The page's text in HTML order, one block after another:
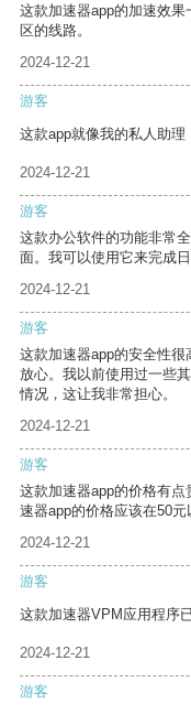
这款加速器app的加速效
区的线路。
2024-12-21
游客
这款app就像我的私人助理
2024-12-21
游客
这款办公软件的功能非常
面。我可以使用它来完成
2024-12-21
游客
这款加速器app的安全性
放心。我以前使用过一些
情况，这让我非常担心。
2024-12-21
游客
这款加速器app的价格有
速器app的价格应该在50元
2024-12-21
游客
这款加速器VPM应用程序
2024-12-21
游客